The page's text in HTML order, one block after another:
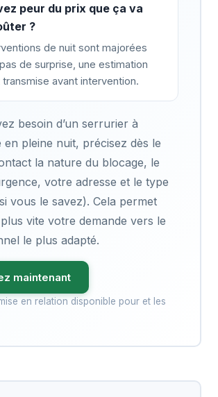
peur du prix que ça va
?
de nuit sont majorées
de surprise, une estimation
avant intervention.
besoin d’un serrurier à
en pleine nuit, précisez dès le
la nature du blocage, le
votre adresse et le type
vous le savez). Cela permet
vite votre demande vers le
le plus adapté.
maintenant
en relation disponible pour et les